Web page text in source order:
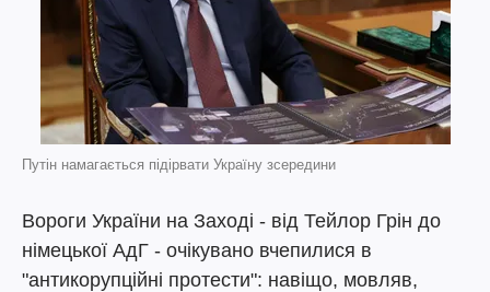
Путін намагається підірвати Україну зсередини
Вороги України на Заході - від Тейлор Грін до
німецької АдГ - очікувано вчепилися в
"антикорупційні протести": навіщо, мовляв,